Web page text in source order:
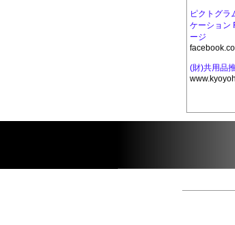
ピクトグラ
ケーション
ージ
(財)共用品